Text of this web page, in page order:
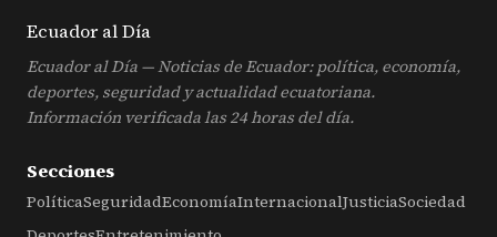
Ecuador alDía
Ecuador al Día — Noticias de Ecuador: política, economía,
deportes, seguridad y actualidad ecuatoriana.
Información verificada las 24 horas del día.
Secciones
PolíticaSeguridadEconomíaInternacionalJusticiaSociedad